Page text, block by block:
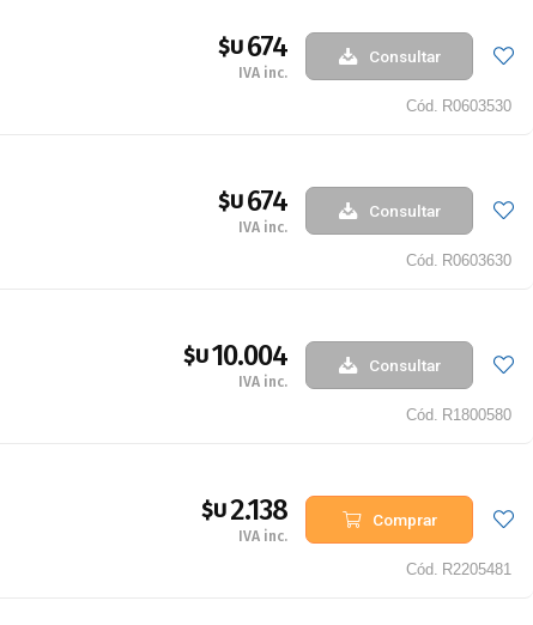
$U674
IVA inc.
Consultar
Cód. R0603530
$U674
IVA inc.
Consultar
Cód. R0603630
$U10.004
IVA inc.
Consultar
Cód. R1800580
$U2.138
IVA inc.
Comprar
Cód. R2205481